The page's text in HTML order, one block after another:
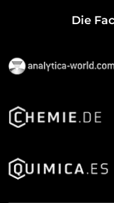
Die